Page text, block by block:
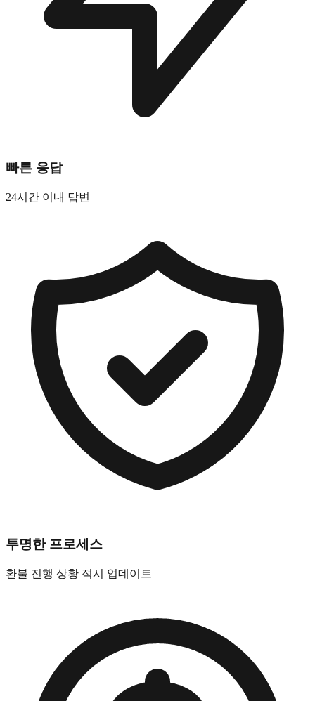
빠른 응답
24시간 이내 답변
투명한 프로세스
환불 진행 상황 적시 업데이트